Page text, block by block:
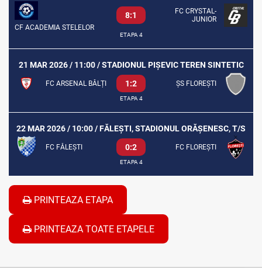
CF ACADEMIA STELELOR
8:1
FC CRYSTAL-
JUNIOR
ETAPA 4
21 MAR 2026 / 11:00 / STADIONUL PIȘEVIC TEREN SINTETIC
FC ARSENAL BĂLȚI 1:2 ȘS FLOREȘTI
ETAPA 4
22 MAR 2026 / 10:00 / FĂLEȘTI, STADIONUL ORĂȘENESC, T/S
FC FĂLEȘTI 0:2 FC FLOREȘTI
ETAPA 4
PRINTEAZA ETAPA
PRINTEAZA TOATE ETAPELE